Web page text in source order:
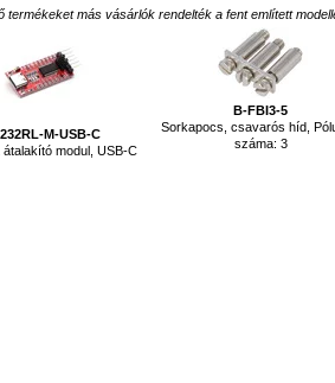
termékeket más vásárlók rendelték a fent említett
M-USB-C
átalakító modul, USB-C
B-FBI3-5
Sorkapocs, csavarós híd,
száma: 3